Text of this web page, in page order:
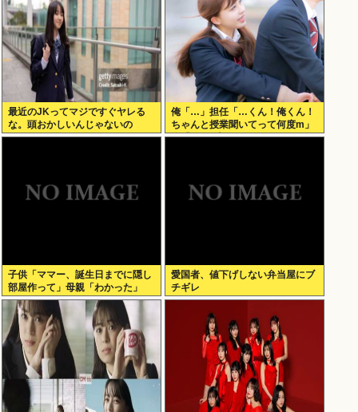
最近のJKってマジですぐヤレる
な。頭おかしいんじゃないの
俺「…」担任「…くん！俺くん！
ちゃんと授業聞いてって何度m」
俺「(───来るッ！)」
子供「ママー、誕生日までに隠し
部屋作って」母親「わかった」
愛国者、値下げしない弁当屋にブ
チギレ